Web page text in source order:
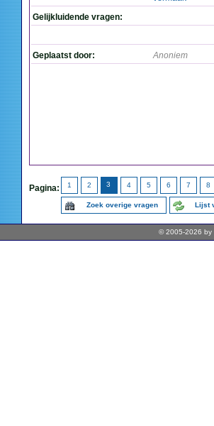
Gelijkluidende vragen:
Geplaatst door: Anoniem
Pagina: 1 2 3 4 5 6 7 8
Zoek overige vragen Lijst
© 2005-2026 by